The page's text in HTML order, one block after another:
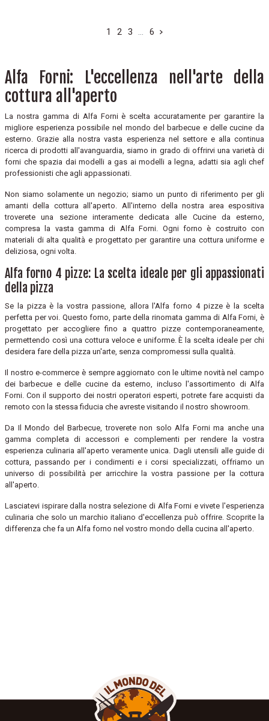
1 2 3 6
Alfa Forni: L'eccellenza nell'arte della
cottura all'aperto
La nostra gamma di Alfa Forni è scelta accuratamente per garantire la
migliore esperienza possibile nel mondo del barbecue e delle cucine da
esterno. Grazie alla nostra vasta esperienza nel settore e alla continua
ricerca di prodotti all'avanguardia, siamo in grado di offrirvi una varietà di
forni che spazia dai modelli a gas ai modelli a legna, adatti sia agli chef
professionisti che agli appassionati.
Non siamo solamente un negozio; siamo un punto di riferimento per gli
amanti della cottura all'aperto. All'interno della nostra area espositiva
troverete una sezione interamente dedicata alle Cucine da esterno,
compresa la vasta gamma di Alfa Forni. Ogni forno è costruito con
materiali di alta qualità e progettato per garantire una cottura uniforme e
deliziosa, ogni volta.
Alfa forno 4 pizze: La scelta ideale per gli appassionati
della pizza
Se la pizza è la vostra passione, allora l'Alfa forno 4 pizze è la scelta
perfetta per voi. Questo forno, parte della rinomata gamma di Alfa Forni, è
progettato per accogliere fino a quattro pizze contemporaneamente,
permettendo così una cottura veloce e uniforme. È la scelta ideale per chi
desidera fare della pizza un'arte, senza compromessi sulla qualità.
Il nostro e-commerce è sempre aggiornato con le ultime novità nel campo
dei barbecue e delle cucine da esterno, incluso l'assortimento di Alfa
Forni. Con il supporto dei nostri operatori esperti, potrete fare acquisti da
remoto con la stessa fiducia che avreste visitando il nostro showroom.
Da Il Mondo del Barbecue, troverete non solo Alfa Forni ma anche una
gamma completa di accessori e complementi per rendere la vostra
esperienza culinaria all'aperto veramente unica. Dagli utensili alle guide di
cottura, passando per i condimenti e i corsi specializzati, offriamo un
universo di possibilità per arricchire la vostra passione per la cottura
all'aperto.
Lasciatevi ispirare dalla nostra selezione di Alfa Forni e vivete l'esperienza
culinaria che solo un marchio italiano d'eccellenza può offrire. Scoprite la
differenza che fa un Alfa forno nel vostro mondo della cucina all'aperto.